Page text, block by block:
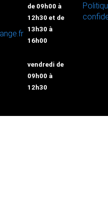
de 09h00 à
12h30 et de
13h30 à
16h00
vendredi de
09h00 à
12h30